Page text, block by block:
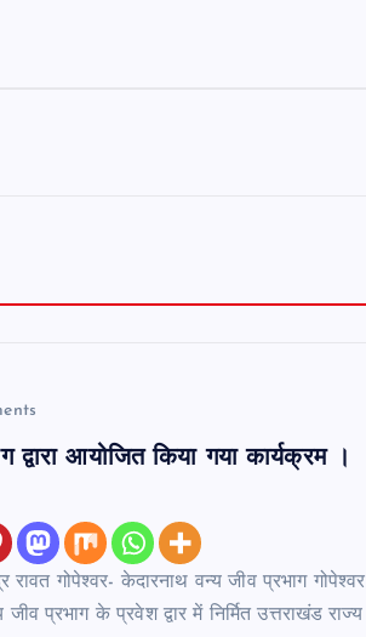
द्वारा आयोजित किया गया कार्यक्रम ।
रावत गोपेश्वर- केदारनाथ वन्य जीव प्रभाग गोपेश्वर
प्रभाग के प्रवेश द्वार में निर्मित उत्तराखंड राज्य